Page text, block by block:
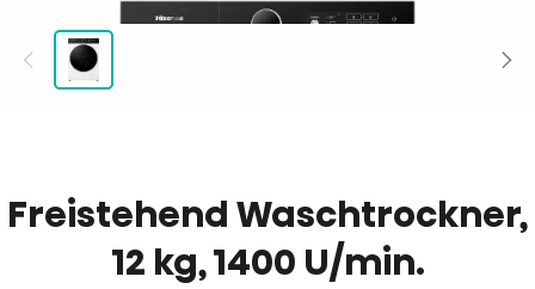
Freistehend Waschtrockner,
12 kg, 1400 U/min.